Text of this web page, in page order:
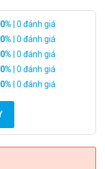
0% | 0 đánh giá
0% | 0 đánh giá
0% | 0 đánh giá
0% | 0 đánh giá
0% | 0 đánh giá